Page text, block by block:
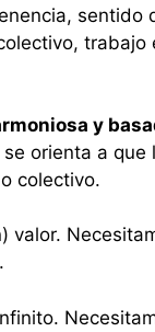
sentido
trabajo
y
orienta a que
colectivo.
valor.